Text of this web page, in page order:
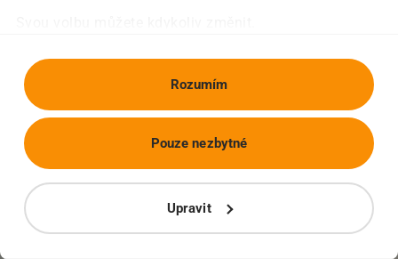
Rozumím
Upravit
Pouze nezbytné